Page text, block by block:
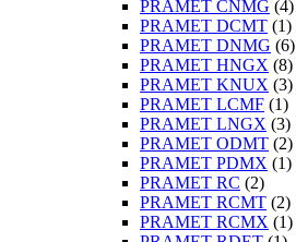
PRAMET CNMG (4)
PRAMET DCMT (1)
PRAMET DNMG (6)
PRAMET HNGX (8)
PRAMET KNUX (3)
PRAMET LCMF (1)
PRAMET LNGX (3)
PRAMET ODMT (2)
PRAMET PDMX (1)
PRAMET RC (2)
PRAMET RCMT (2)
PRAMET RCMX (1)